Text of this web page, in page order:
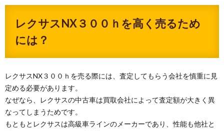
レクサスNX３００ｈを高く売るため
には？
レクサスNX３００ｈを売る際には、査定してもらう会社を慎重に見
定める必要があります。
なぜなら、レクサスの中古車は買取会社によって査定額が大きく異
なってしまうためです。
もともとレクサスは高級車ラインのメーカーであり、性能も他社と